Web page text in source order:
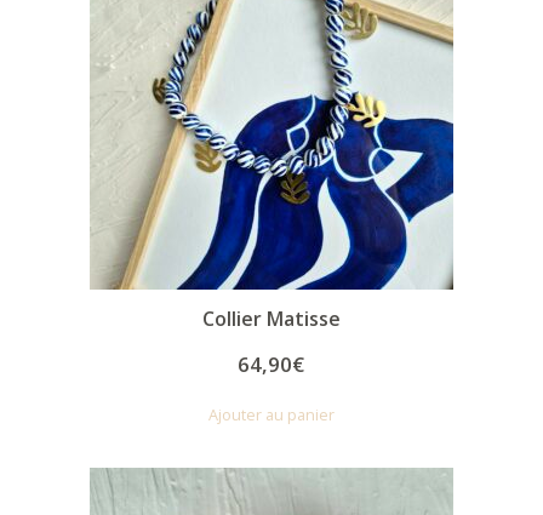
Collier Matisse
64,90€
Ajouter au panier